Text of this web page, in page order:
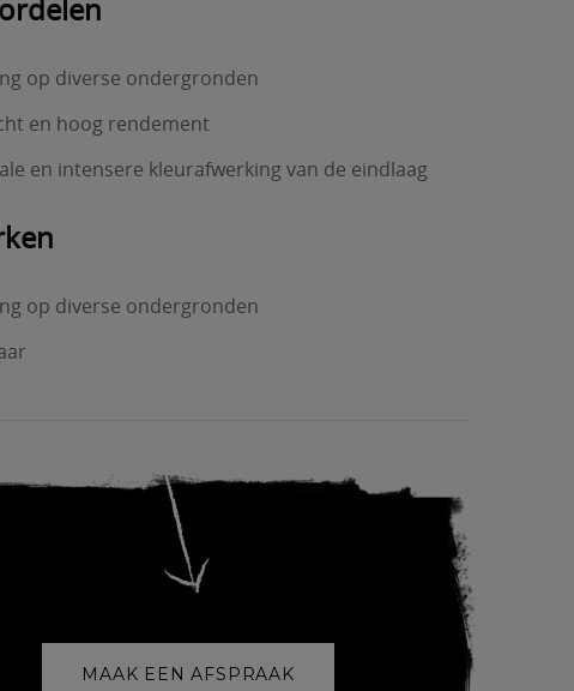
op diverse ondergronden
en hoog rendement
en intensere kleurafwerking van de eindlaag
op diverse ondergronden
MAAK EEN AFSPRAAK